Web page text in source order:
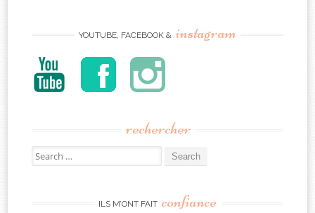
YOUTUBE, FACEBOOK & instagram
rechercher
Search
for:
ILS M’ONT FAIT confiance